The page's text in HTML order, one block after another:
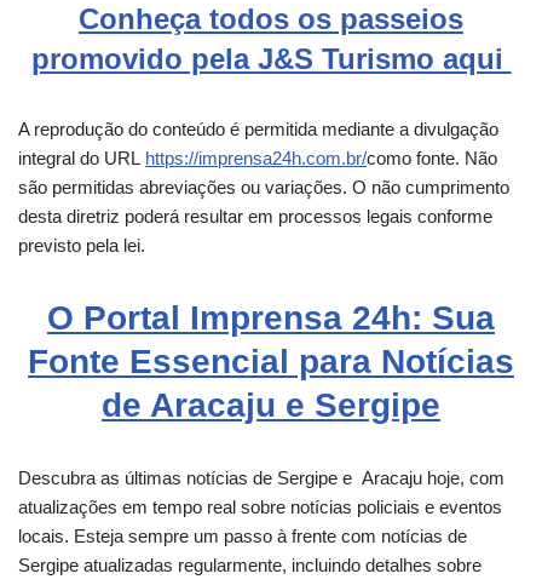
Conheça todos os passeios
promovido pela J&S Turismo aqui
A reprodução do conteúdo é permitida mediante a divulgação
integral do URL https://imprensa24h.com.br/como fonte. Não
são permitidas abreviações ou variações. O não cumprimento
desta diretriz poderá resultar em processos legais conforme
previsto pela lei.
O Portal Imprensa 24h: Sua
Fonte Essencial para Notícias
de Aracaju e Sergipe
Descubra as últimas notícias de Sergipe e Aracaju hoje, com
atualizações em tempo real sobre notícias policiais e eventos
locais. Esteja sempre um passo à frente com notícias de
Sergipe atualizadas regularmente, incluindo detalhes sobre